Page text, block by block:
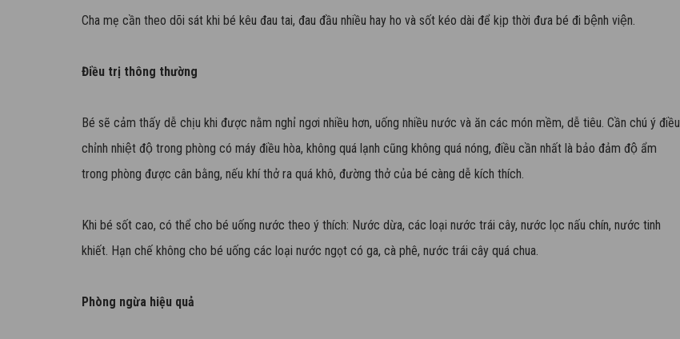
Cha mẹ cần theo dõi sát khi bé kêu đau tai, đau đầu nhiều hay ho và sốt kéo dài để kịp thời đưa bé đi bệnh viện.
Điều trị thông thường
Bé sẽ cảm thấy dễ chịu khi được nằm nghỉ ngơi nhiều hơn, uống nhiều nước và ăn các món mềm, dễ tiêu. Cần chú ý điều
chỉnh nhiệt độ trong phòng có máy điều hòa, không quá lạnh cũng không quá nóng, điều cần nhất là bảo đảm độ ẩm
trong phòng được cân bằng, nếu khí thở ra quá khô, đường thở của bé càng dễ kích thích.
Khi bé sốt cao, có thể cho bé uống nước theo ý thích: Nước dừa, các loại nước trái cây, nước lọc nấu chín, nước tinh
khiết. Hạn chế không cho bé uống các loại nước ngọt có ga, cà phê, nước trái cây quá chua.
Phòng ngừa hiệu quả